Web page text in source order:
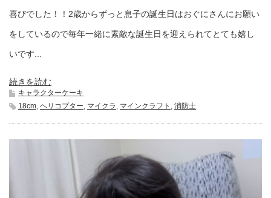
喜びでした！！2歳からずっと息子の誕生日はおぐにさんにお願い
をしているので毎年一緒に素敵な誕生日を迎えられてとても嬉し
いです...
続きを読む
キャラクターケーキ
18cm, ヘリコプター, マイクラ , マインクラフト , 消防士